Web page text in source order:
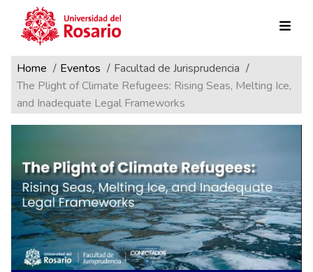
Pasar al contenido principal
Ruta de navegación
Home Eventos
Facultad de Jurisprudencia
The Plight of Climate Refugees: Rising Seas, Melting Ice,
and Inadequate Legal Frameworks